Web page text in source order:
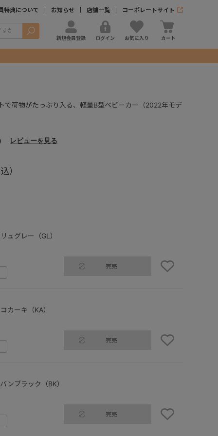
特典について お知らせ 店舗一覧 コーポレートサイト
検索
新規会員登録 ログイン お気に入り カート
で荷物がたっぷり入る、軽量B型ベビーカー（2022年モデ
レビューを見る
ュグレー（GL）
完売
カーキ（KA）
完売
ンブラック（BK）
完売